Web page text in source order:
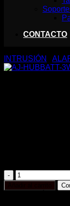
CONTACTO
INTRUSIÓN
AJ-
HUBBATT-
3W